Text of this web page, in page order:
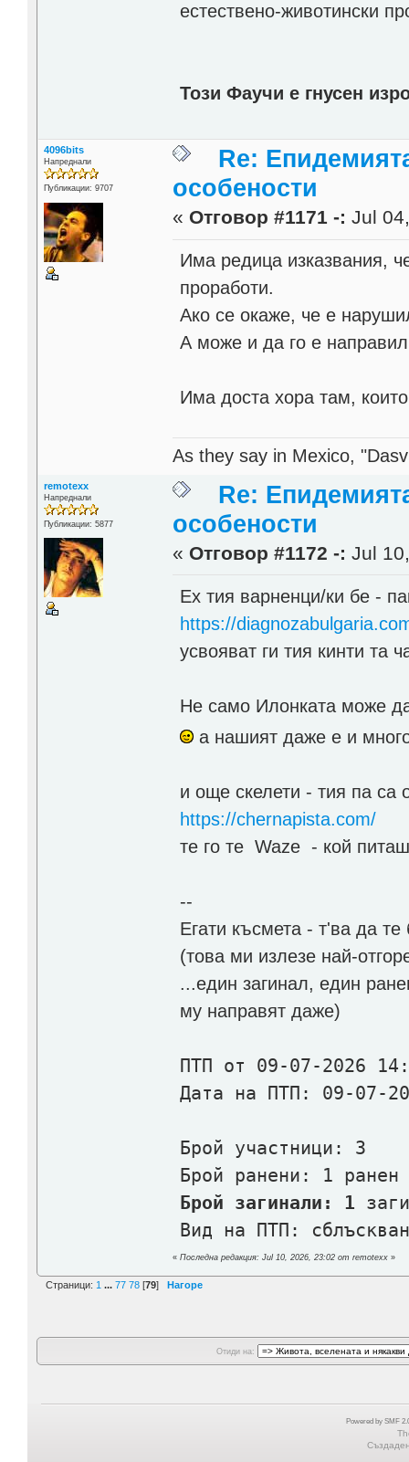
естествено-животински
Този Фаучи е гнусен
4096bits
Напреднали
Публикации: 9707
Re:
особености
« Отговор #1171 -: Jul
Има редица изказвания,
проработи.
Ако се окаже, че е
А може и да го е
Има доста хора там,
As they say in Mexico,
remotexx
Напреднали
Публикации: 5877
Re:
особености
« Отговор #1172 -: Jul
Ех тия варненци/ки бе -
https://
усвояват ги тия кинти
Не само Илонката може
а нашият даже е и
и още скелети - тия па са
https://chernapista.com/
те го те Waze - кой
--
Егати късмета - т'ва да
(това ми излезе най-
...един загинал, един
му направят даже)
ПТП от 09-07-2026
Дата на ПТП: 09-07-
Брой участници: 3
Брой ранени: 1 ранен
Брой загинали: 1
Вид на ПТП:
«Последна редакция: Jul 10, 2026, 23:02 от remotexx »
Страници: 1 ... 77 78 [79] Нагоре
Отиди на:
Powered by SMF